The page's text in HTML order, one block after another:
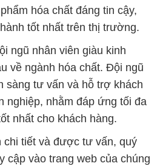
sàng tư vấn và hỗ trợ khách
nghiệp, nhằm đáp ứng tối đa
nhất cho khách hàng.
chi tiết và được tư vấn, quý
cập vào trang web của chúng
Chúng tôi rất mong
mối quan hệ lâu dài, hợp